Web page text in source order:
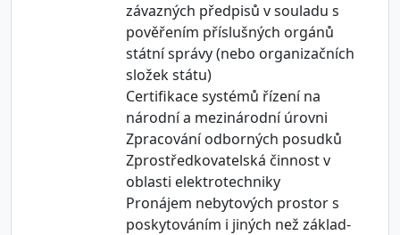
závazných předpisů v souladu s
pověřením příslušných orgánů
státní správy (nebo organizačních
složek státu)
Certifikace systémů řízení na
národní a mezinárodní úrovni
Zpracování odborných posudků
Zprostředkovatelská činnost v
oblasti elektrotechniky
Pronájem nebytových prostor s
poskytováním i jiných než základ-